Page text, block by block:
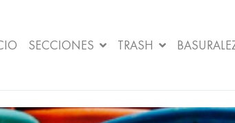
SECCIONES TRASH